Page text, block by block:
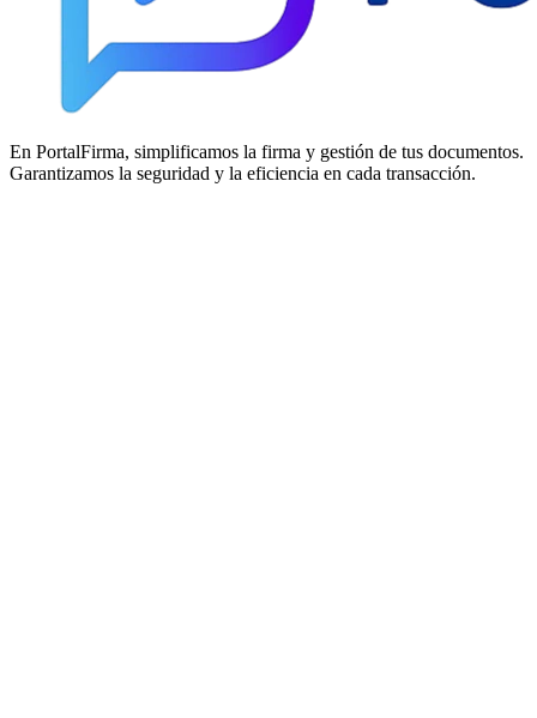
En PortalFirma, simplificamos la firma y gestión de tus documentos.
Garantizamos la seguridad y la eficiencia en cada transacción.